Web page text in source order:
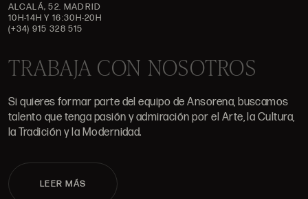
ALCALÁ, 52. MADRID
10H-14H Y 16:30H-20H
(+34) 915 328 515
TRABAJA CON NOSOTROS
Si quieres formar parte del equipo de Ansorena, buscamos
talento que tenga pasión y admiración por el Arte, la Cultura,
la Tradición y la Modernidad.
LEER MÁS